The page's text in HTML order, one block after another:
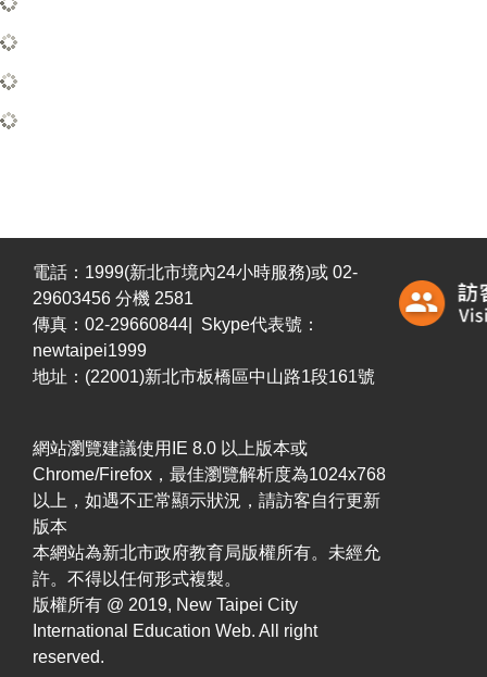
電話：1999(新北市境內24小時服務)或 02-
29603456 分機 2581
傳真：02-29660844| Skype代表號：
newtaipei1999
地址：(22001)新北市板橋區中山路1段161號
網站瀏覽建議使用IE 8.0 以上版本或
Chrome/Firefox，最佳瀏覽解析度為1024x768
以上，如遇不正常顯示狀況，請訪客自行更新
版本
本網站為新北市政府教育局版權所有。未經允
許。不得以任何形式複製。
版權所有 @ 2019, New Taipei City
International Education Web. All right
reserved.